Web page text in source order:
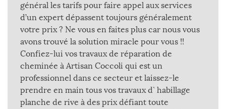
général les tarifs pour faire appel aux services
d’un expert dépassent toujours généralement
votre prix ? Ne vous en faites plus car nous vous
avons trouvé la solution miracle pour vous !!
Confiez-lui vos travaux de réparation de
cheminée à Artisan Coccoli qui est un
professionnel dans ce secteur et laissez-le
prendre en main tous vos travaux d` habillage
planche de rive à des prix défiant toute